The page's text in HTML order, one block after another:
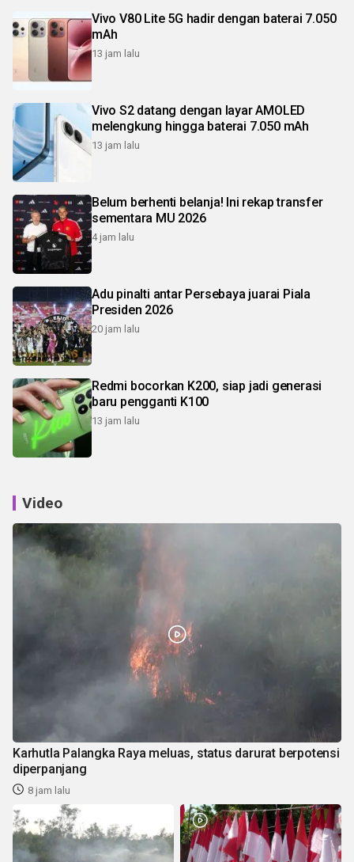
Vivo V80 Lite 5G hadir dengan baterai 7.050
mAh
13 jam lalu
Vivo S2 datang dengan layar AMOLED
melengkung hingga baterai 7.050 mAh
13 jam lalu
Belum berhenti belanja! Ini rekap transfer
sementara MU 2026
4 jam lalu
Adu pinalti antar Persebaya juarai Piala
Presiden 2026
20 jam lalu
Redmi bocorkan K200, siap jadi generasi
baru pengganti K100
13 jam lalu
Video
Karhutla Palangka Raya meluas, status darurat berpotensi
diperpanjang
8 jam lalu